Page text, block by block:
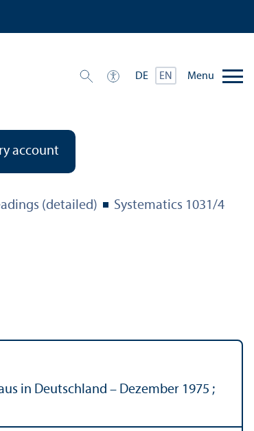
DE EN Menu
account
(detailed) Systematics 1031/4
in Deutschland – Dezember 1975 ;